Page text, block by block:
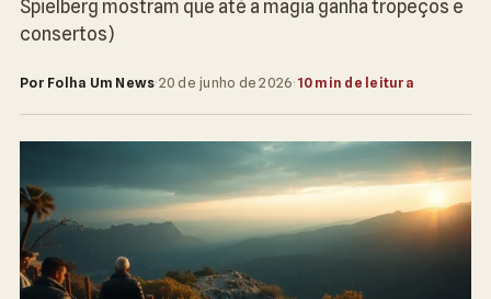
Spielberg mostram que até a magia ganha tropeços e
consertos)
Por Folha Um News·20 de junho de 2026· 10 min de leitura